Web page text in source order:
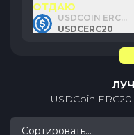
ОТДАЮ
USDCOIN ERC20
USDCERC20
USDCoin ERC20
Сортировать...